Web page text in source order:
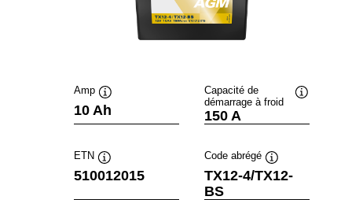
Amp
Infobulle
10 Ah
Capacité de
démarrage à froid
150 A
ETN
Infobulle
510012015
Code abrégé
Infobulle
TX12-4/TX12-
BS